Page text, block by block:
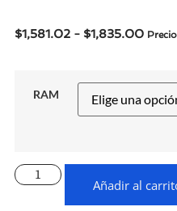
$1,581.02 - $1,835.00
RAM
Añadir al